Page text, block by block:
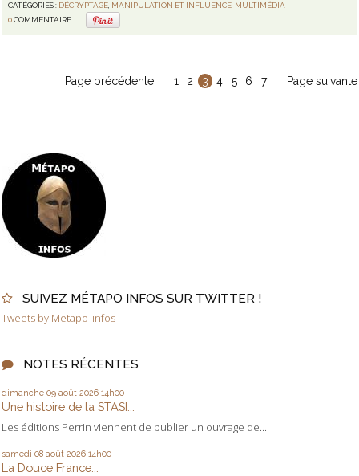
SUIVEZ MÉTAPO INFOS SUR TWITTER !
Tweets by Metapo_infos
NOTES RÉCENTES
dimanche 09 août 2026 14h00
Une histoire de la STASI...
Les éditions Perrin viennent de publier un ouvrage de...
samedi 08 août 2026 14h00
La Douce France...
CATÉGORIES : DÉCRYPTAGE MANIPULATION ET INFLUENCE MULTIMÉDIA
0COMMENTAIRE
Page précédente 1 2 3 4 5 6 7 Page suivante